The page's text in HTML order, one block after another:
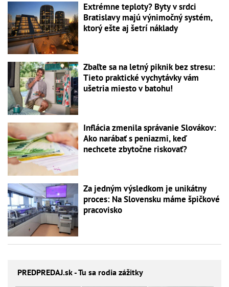
Extrémne teploty? Byty v srdci
Bratislavy majú výnimočný systém,
ktorý ešte aj šetrí náklady
Zbaľte sa na letný piknik bez stresu:
Tieto praktické vychytávky vám
ušetria miesto v batohu!
Inflácia zmenila správanie Slovákov:
Ako narábať s peniazmi, keď
nechcete zbytočne riskovať?
Za jedným výsledkom je unikátny
proces: Na Slovensku máme špičkové
pracovisko
PREDPREDAJ.sk - Tu sa rodia zážitky